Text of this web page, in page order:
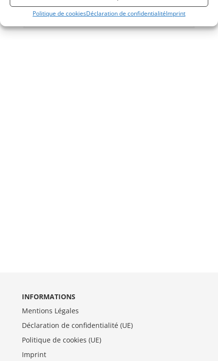
Politique de cookiesDéclaration de confidentialitéImprint
INFORMATIONS
Mentions Légales
Déclaration de confidentialité (UE)
Politique de cookies (UE)
Imprint